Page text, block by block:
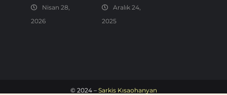
Nisan 28,
2026
Aralık 24,
2025
© 2024 – Sarkis Kısaohanyan